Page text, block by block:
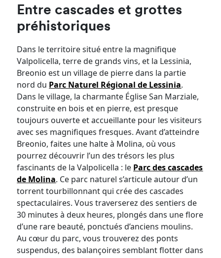
Entre cascades et grottes
préhistoriques
Dans le territoire situé entre la magnifique
Valpolicella, terre de grands vins, et la Lessinia,
Breonio est un village de pierre dans la partie
nord du Parc Naturel Régional de Lessinia.
Dans le village, la charmante Église San Marziale,
construite en bois et en pierre, est presque
toujours ouverte et accueillante pour les visiteurs
avec ses magnifiques fresques. Avant d’atteindre
Breonio, faites une halte à Molina, où vous
pourrez découvrir l’un des trésors les plus
fascinants de la Valpolicella : le Parc des cascades
de Molina. Ce parc naturel s’articule autour d’un
torrent tourbillonnant qui crée des cascades
spectaculaires. Vous traverserez des sentiers de
30 minutes à deux heures, plongés dans une flore
d’une rare beauté, ponctués d’anciens moulins.
Au cœur du parc, vous trouverez des ponts
suspendus, des balançoires semblant flotter dans